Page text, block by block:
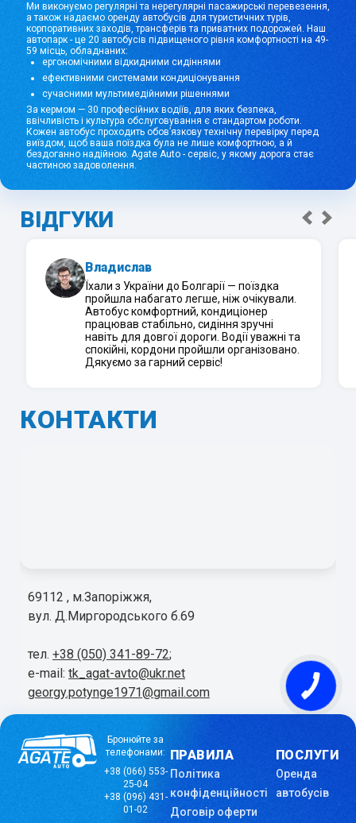
Ми виконуємо регулярні та нерегулярні пасажирські перевезення,
а також надаємо оренду автобусів для туристичних турів,
корпоративних заходів, трансферів та приватних подорожей. Наш
автопарк - це 20 автобусів підвищеного рівня комфортності на 49-
59 місць, обладнаних:
ергономічними відкидними сидіннями
ефективними системами кондиціонування
сучасними мультимедійними рішеннями
За кермом — 30 професійних водіїв, для яких безпека,
ввічливість і культура обслуговування є стандартом роботи.
Кожен автобус проходить обов’язкову технічну перевірку перед
виїздом, щоб ваша поїздка була не лише комфортною, а й
бездоганно надійною. Agate Auto - сервіс, у якому дорога стає
частиною задоволення.
ВІДГУКИ
Владислав
Їхали з України до Болгарії — поїздка
пройшла набагато легше, ніж очікували.
Автобус комфортний, кондиціонер
працював стабільно, сидіння зручні
навіть для довгої дороги. Водії уважні та
спокійні, кордони пройшли організовано.
Дякуємо за гарний сервіс!
КОНТАКТИ
69112 , м.Запоріжжя,
вул. Д.Миргородського б.69
тел. +38 (050) 341-89-72;
e-mail: tk_agat-avto@ukr.net
georgy.potynge1971@gmail.com
ПРАВИЛА
Політика
конфіденційності
Договір оферти
ПОСЛУГИ
Оренда
автобусів
Бронюйте за
телефонами:
+38 (066) 553-
25-04
+38 (096) 431-
01-02